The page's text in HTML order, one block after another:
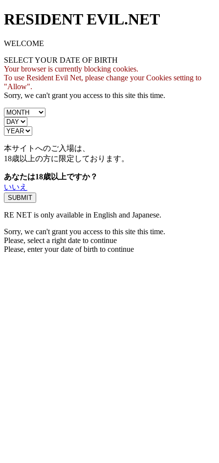
RESIDENT EVIL.NET
WELCOME
SELECT YOUR DATE OF BIRTH
Your browser is currently blocking cookies.
To use Resident Evil Net, please change your Cookies setting to
"Allow".
Sorry, we can't grant you access to this site this time.
本サイトへのご入場は、
18歳以上の方に限定しております。
あなたは18歳以上ですか？
いいえ
RE NET is only available in English and Japanese.
Sorry, we can't grant you access to this site this time.
Please, select a right date to continue
Please, enter your date of birth to continue